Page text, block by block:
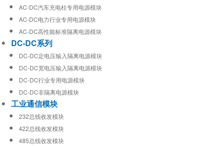
AC-DC汽车充电柱专用电源模块
AC-DC电力行业专用电源模块
AC-DC高性能标准隔离电源模块
DC-DC系列
DC-DC定电压输入隔离电源模块
DC-DC宽电压输入隔离电源模块
DC-DC行业专用电源模块
DC-DC非隔离电源模块
工业通信模块
232总线收发模块
422总线收发模块
485总线收发模块